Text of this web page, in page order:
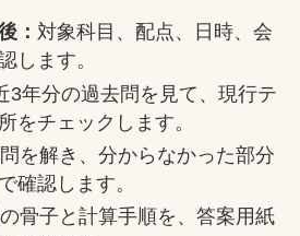
： 対象科目、配点、日時、会
します。
3年分の過去問を見て、現行テ
をチェックします。
を解き、分からなかった部分
確認します。
骨子と計算手順を、答案用紙